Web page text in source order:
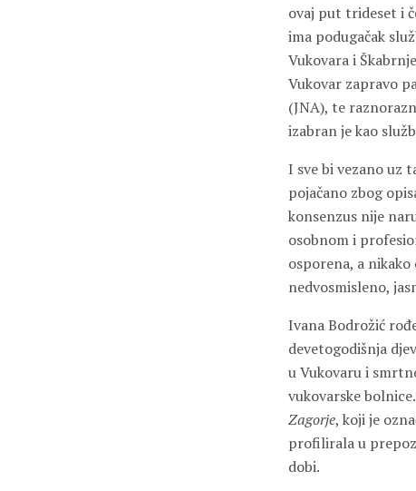
ovaj put trideset i
ima podugačak
Vukovara i
Vukovar zapravo
(JNA), te
izabran je kao
I sve bi vezano uz
pojačano zbog
konsenzus nije
osobnom i
osporena, a
nedvosmisleno,
Ivana Bodrožić
devetogodišnja
u Vukovaru i
vukovarske
Zagorje, koji je
profilirala u
dobi.